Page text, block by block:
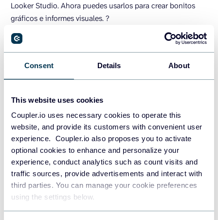
Consent Details About
This website uses cookies
Coupler.io uses necessary cookies to operate this
website, and provide its customers with convenient user
experience. Coupler.io also proposes you to activate
optional cookies to enhance and personalize your
experience, conduct analytics such as count visits and
traffic sources, provide advertisements and interact with
third parties. You can manage your cookie preferences
using the settings below.
Looker Studio. Ahora puedes usarlos para crear bonitos
gráficos e informes visuales. ?
Por último, activa la opciónAutomatic data refresh
en el importador de Coupler.io y configúralo para
que actualice los datos automáticamente a
intervalos regulares. Aquí puedes establecer el
intervalo de actualización automática de datos, los
días de la semana aplicables y las preferencias